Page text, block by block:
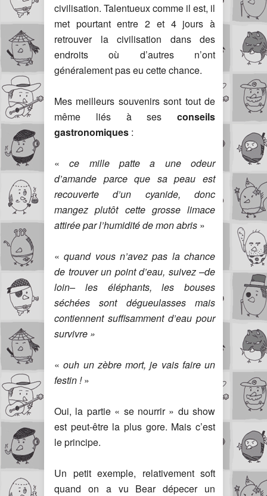
civilisation. Talentueux comme il est, il
met pourtant entre 2 et 4 jours à
retrouver la civilisation dans des
endroits où d’autres n’ont
généralement pas eu cette chance.
Mes meilleurs souvenirs sont tout de
même liés à ses conseils
gastronomiques :
«ce mille patte a une odeur
d’amande parce que sa peau est
recouverte d’un cyanide, donc
mangez plutôt cette grosse limace
attirée par l’humidité de mon abris »
«quand vous n’avez pas la chance
de trouver un point d’eau, suivez –de
loin– les éléphants, les bouses
séchées sont dégueulasses mais
contiennent suffisamment d’eau pour
survivre »
«ouh un zèbre mort, je vais faire un
festin !»
Oui, la partie « se nourrir » du show
est peut-être la plus gore. Mais c’est
le principe.
Un petit exemple, relativement soft
quand on a vu Bear dépecer un